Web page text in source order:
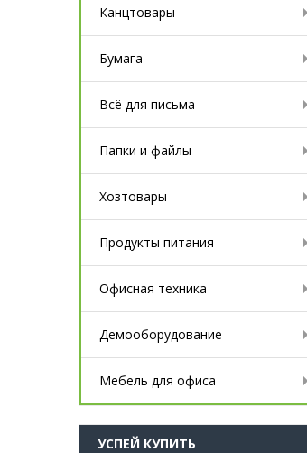
Канцтовары
Бумага
Всё для письма
Папки и файлы
Хозтовары
Продукты питания
Офисная техника
Демооборудование
Мебель для офиса
УСПЕЙ КУПИТЬ